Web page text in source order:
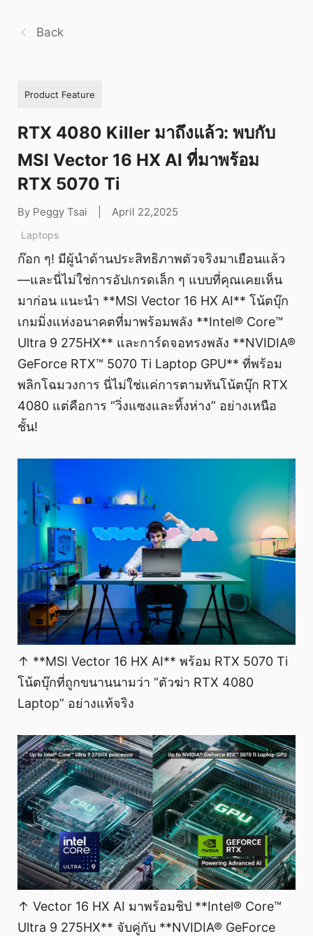
Back
Product Feature
RTX 4080 Killer มาถึงแล้ว: พบกับ
MSI Vector 16 HX AI ที่มาพร้อม
RTX 5070 Ti
By Peggy Tsai April 22,2025
Laptops
ก๊อก ๆ! มีผู้นำด้านประสิทธิภาพตัวจริงมาเยือนแล้ว
—และนี่ไม่ใช่การอัปเกรดเล็ก ๆ แบบที่คุณเคยเห็น
มาก่อน แนะนำ **MSI Vector 16 HX AI** โน้ตบุ๊ก
เกมมิ่งแห่งอนาคตที่มาพร้อมพลัง **Intel® Core™
Ultra 9 275HX** และการ์ดจอทรงพลัง **NVIDIA®
GeForce RTX™ 5070 Ti Laptop GPU** ที่พร้อม
พลิกโฉมวงการ นี่ไม่ใช่แค่การตามทันโน้ตบุ๊ก RTX
4080 แต่คือการ “วิ่งแซงและทิ้งห่าง” อย่างเหนือ
ชั้น!
↑ **MSI Vector 16 HX AI** พร้อม RTX 5070 Ti
โน้ตบุ๊กที่ถูกขนานนามว่า “ตัวฆ่า RTX 4080
Laptop” อย่างแท้จริง
↑ Vector 16 HX AI มาพร้อมชิป **Intel® Core™
Ultra 9 275HX** จับคู่กับ **NVIDIA® GeForce